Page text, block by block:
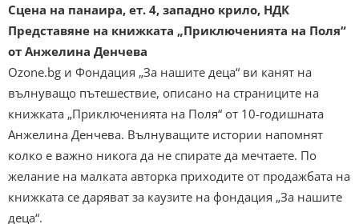
Сцена на панаира, ет. 4, западно крило, НДК
Представяне на книжката „Приключенията на Поля“
от Анжелина Денчева
Оzone.bg и Фондация „За нашите деца“ ви канят на
вълнуващо пътешествие, описано на страниците на
книжката „Приключенията на Поля“ от 10-годишната
Анжелина Денчева. Вълнуващите истории напомнят
колко е важно никога да не спирате да мечтаете. По
желание на малката авторка приходите от продажбата на
книжката се даряват за каузите на фондация „За нашите
деца“.